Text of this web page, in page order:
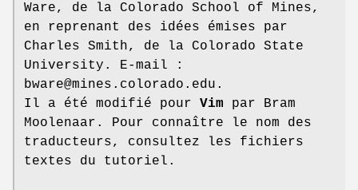
Ware, de la Colorado School of Mines,
en reprenant des idées émises par
Charles Smith, de la Colorado State
University. E-mail :
bware@mines.colorado.edu.
Il a été modifié pour Vim par Bram
Moolenaar. Pour connaître le nom des
traducteurs, consultez les fichiers
textes du tutoriel.